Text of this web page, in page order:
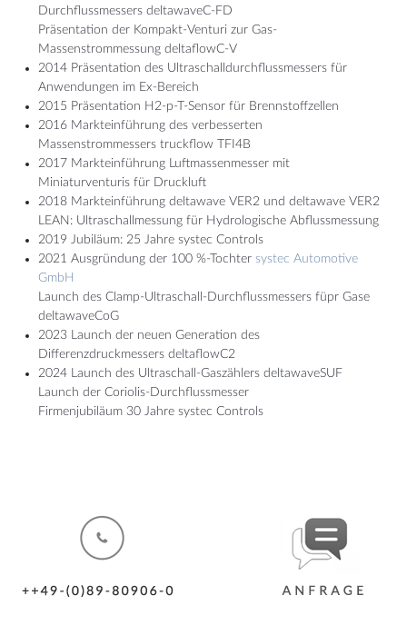
Durchflussmessers deltawaveC-FD
Präsentation der Kompakt-Venturi zur Gas-
Massenstrommessung deltaflowC-V
2014 Präsentation des Ultraschalldurchflussmessers für
Anwendungen im Ex-Bereich
2015 Präsentation H2-p-T-Sensor für Brennstoffzellen
2016 Markteinführung des verbesserten
Massenstrommessers truckflow TFI4B
2017 Markteinführung Luftmassenmesser mit
Miniaturventuris für Druckluft
2018 Markteinführung deltawave VER2 und deltawave VER2
LEAN: Ultraschallmessung für Hydrologische Abflussmessung
2019 Jubiläum: 25 Jahre systec Controls
2021 Ausgründung der 100 %-Tochter systec Automotive
GmbH
Launch des Clamp-Ultraschall-Durchflussmessers füpr Gase
deltawaveCoG
2023 Launch der neuen Generation des
Differenzdruckmessers deltaflowC2
2024 Launch des Ultraschall-Gaszählers deltawaveSUF
Launch der Coriolis-Durchflussmesser
Firmenjubiläum 30 Jahre systec Controls